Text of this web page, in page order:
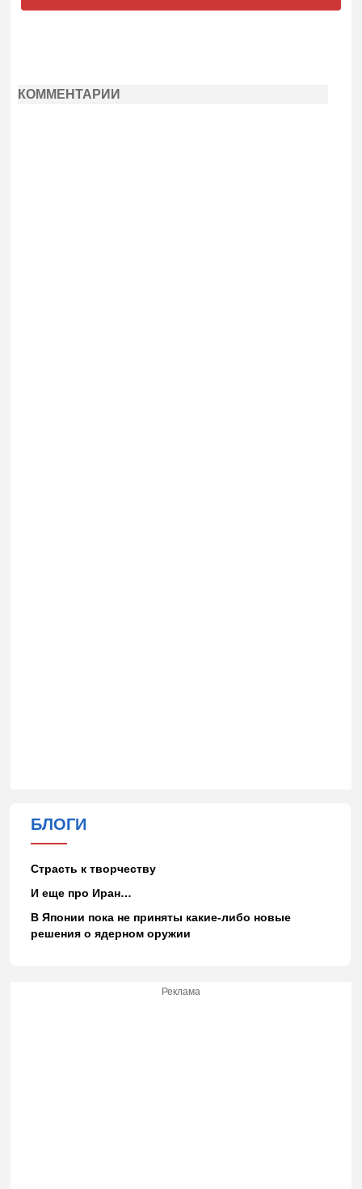
КОММЕНТАРИИ
БЛОГИ
Страсть к творчеству
И еще про Иран…
В Японии пока не приняты какие-либо новые
решения о ядерном оружии
Реклама